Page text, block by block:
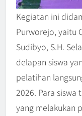
Kegiatan ini
Purworejo, yaitu
Sudibyo, S.H.
delapan siswa
pelatihan
2026. Para
yang melakukan